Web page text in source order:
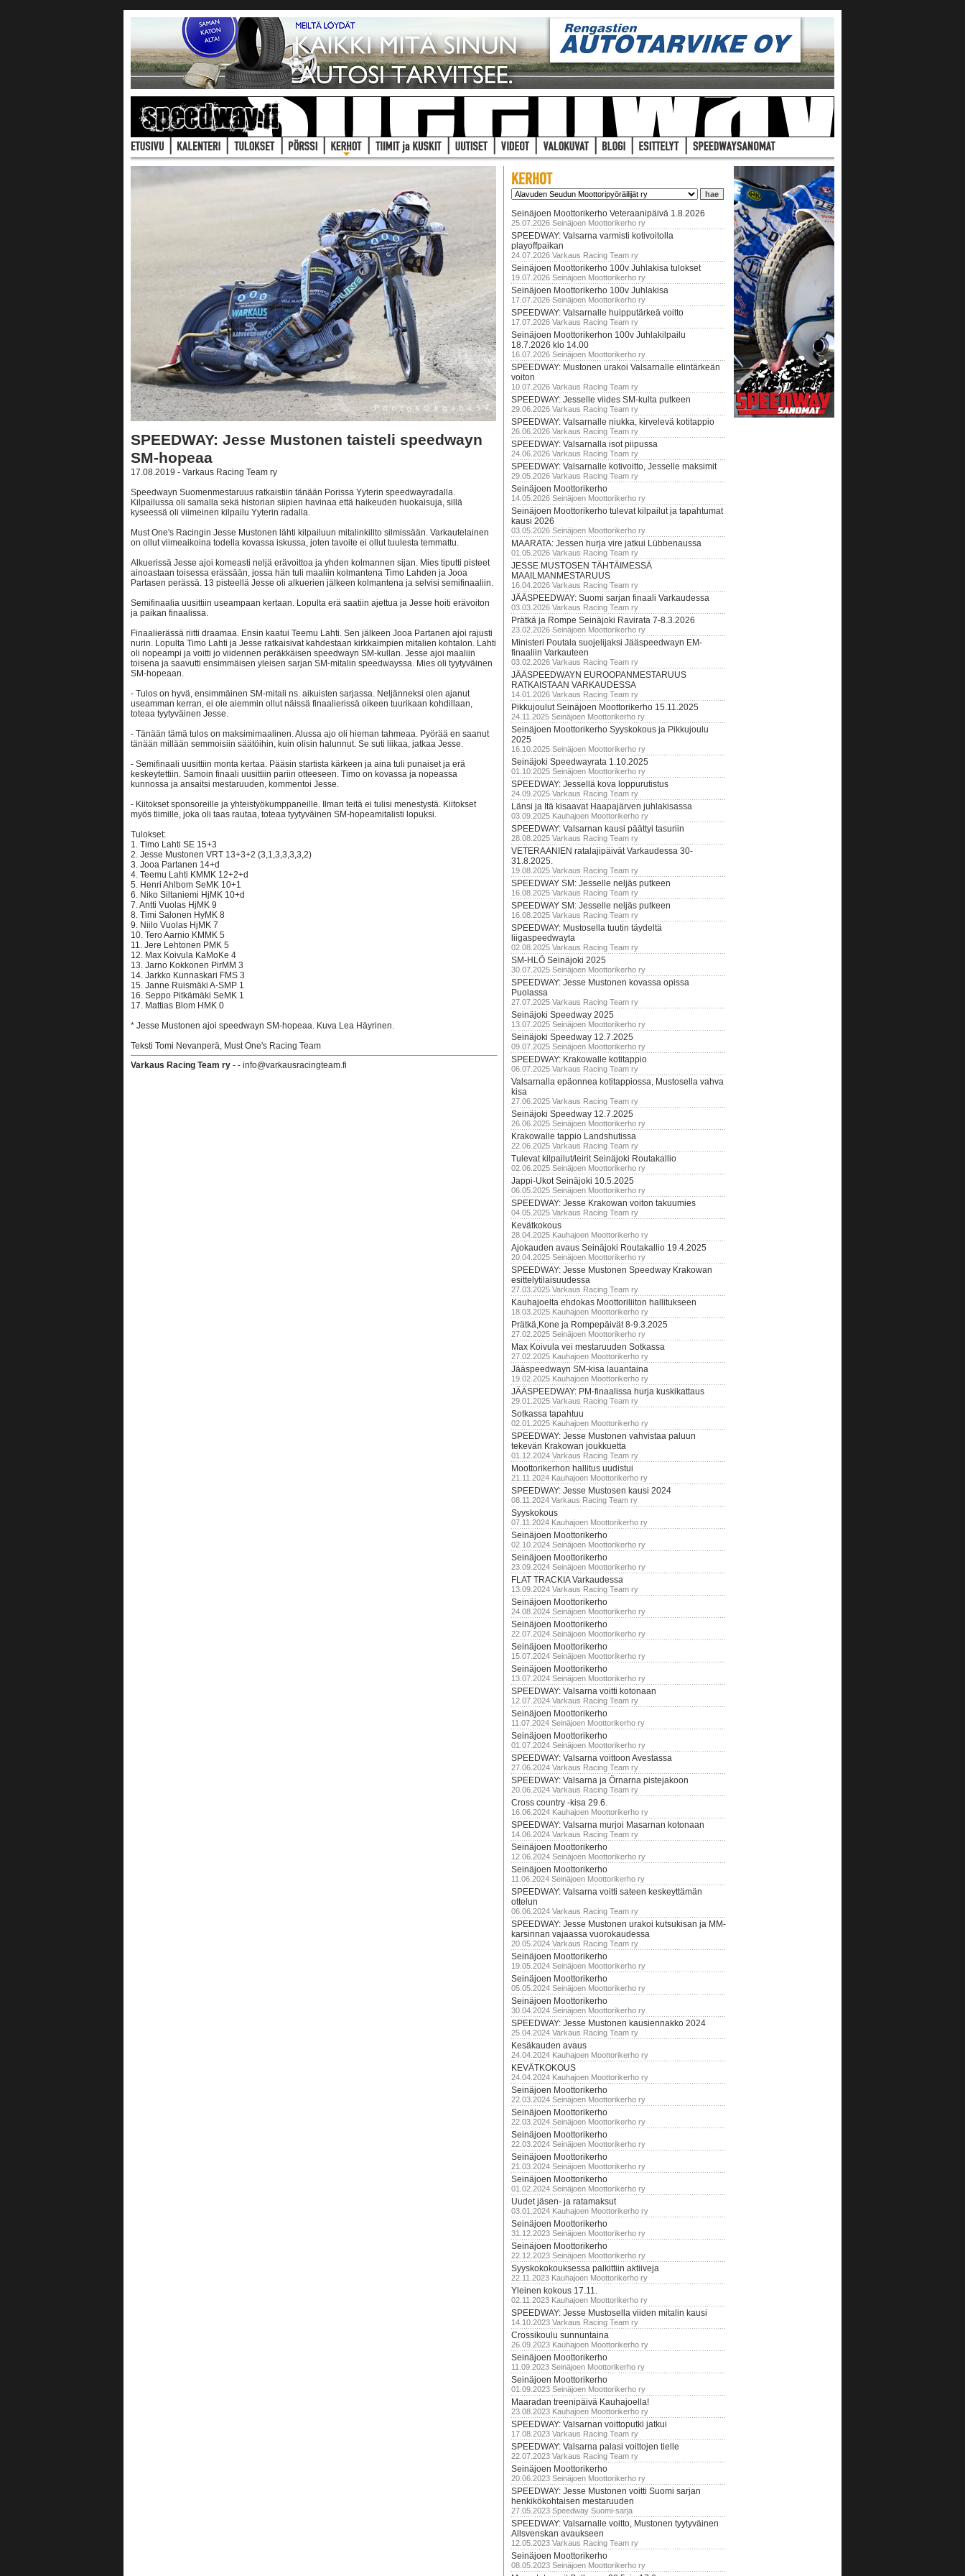
SPEEDWAY: Jesse Mustonen taisteli speedwayn
SM-hopeaa
17.08.2019 - Varkaus Racing Team ry
Speedwayn Suomenmestaruus ratkaistiin tänään Porissa Yyterin speedwayradalla.
Kilpailussa oli samalla sekä historian siipien havinaa että haikeuden huokaisuja, sillä
kyseessä oli viimeinen kilpailu Yyterin radalla.
Must One's Racingin Jesse Mustonen lähti kilpailuun mitalinkillto silmissään. Varkautelainen
on ollut viimeaikoina todella kovassa iskussa, joten tavoite ei ollut tuulesta temmattu.
Alkuerissä Jesse ajoi komeasti neljä erävoittoa ja yhden kolmannen sijan. Mies tiputti pisteet
ainoastaan toisessa erässään, jossa hän tuli maaliin kolmantena Timo Lahden ja Jooa
Partasen perässä. 13 pisteellä Jesse oli alkuerien jälkeen kolmantena ja selvisi semifinaaliin.
Semifinaalia uusittiin useampaan kertaan. Lopulta erä saatiin ajettua ja Jesse hoiti erävoiton
ja paikan finaalissa.
Finaalierässä riitti draamaa. Ensin kaatui Teemu Lahti. Sen jälkeen Jooa Partanen ajoi rajusti
nurin. Lopulta Timo Lahti ja Jesse ratkaisivat kahdestaan kirkkaimpien mitalien kohtalon. Lahti
oli nopeampi ja voitti jo viidennen peräkkäisen speedwayn SM-kullan. Jesse ajoi maaliin
toisena ja saavutti ensimmäisen yleisen sarjan SM-mitalin speedwayssa. Mies oli tyytyväinen
SM-hopeaan.
- Tulos on hyvä, ensimmäinen SM-mitali ns. aikuisten sarjassa. Neljänneksi olen ajanut
useamman kerran, ei ole aiemmin ollut näissä finaalierissä oikeen tuurikaan kohdillaan,
toteaa tyytyväinen Jesse.
- Tänään tämä tulos on maksimimaalinen. Alussa ajo oli hieman tahmeaa. Pyörää en saanut
tänään millään semmoisiin säätöihin, kuin olisin halunnut. Se suti liikaa, jatkaa Jesse.
- Semifinaali uusittiin monta kertaa. Pääsin startista kärkeen ja aina tuli punaiset ja erä
keskeytettiin. Samoin finaali uusittiin pariin otteeseen. Timo on kovassa ja nopeassa
kunnossa ja ansaitsi mestaruuden, kommentoi Jesse.
- Kiitokset sponsoreille ja yhteistyökumppaneille. Ilman teitä ei tulisi menestystä. Kiitokset
myös tiimille, joka oli taas rautaa, toteaa tyytyväinen SM-hopeamitalisti lopuksi.
Tulokset:
1. Timo Lahti SE 15+3
2. Jesse Mustonen VRT 13+3+2 (3,1,3,3,3,3,2)
3. Jooa Partanen 14+d
4. Teemu Lahti KMMK 12+2+d
5. Henri Ahlbom SeMK 10+1
6. Niko Siltaniemi HjMK 10+d
7. Antti Vuolas HjMK 9
8. Timi Salonen HyMK 8
9. Niilo Vuolas HjMK 7
10. Tero Aarnio KMMK 5
11. Jere Lehtonen PMK 5
12. Max Koivula KaMoKe 4
13. Jarno Kokkonen PirMM 3
14. Jarkko Kunnaskari FMS 3
15. Janne Ruismäki A-SMP 1
16. Seppo Pitkämäki SeMK 1
17. Mattias Blom HMK 0
* Jesse Mustonen ajoi speedwayn SM-hopeaa. Kuva Lea Häyrinen.
Teksti Tomi Nevanperä, Must One's Racing Team
Varkaus Racing Team ry - - info@varkausracingteam.fi
Seinäjoen Moottorikerho Veteraanipäivä 1.8.2026
25.07.2026 Seinäjoen Moottorikerho ry
SPEEDWAY: Valsarna varmisti kotivoitolla
playoffpaikan
24.07.2026 Varkaus Racing Team ry
Seinäjoen Moottorikerho 100v Juhlakisa tulokset
19.07.2026 Seinäjoen Moottorikerho ry
Seinäjoen Moottorikerho 100v Juhlakisa
17.07.2026 Seinäjoen Moottorikerho ry
SPEEDWAY: Valsarnalle huipputärkeä voitto
17.07.2026 Varkaus Racing Team ry
Seinäjoen Moottorikerhon 100v Juhlakilpailu
18.7.2026 klo 14.00
16.07.2026 Seinäjoen Moottorikerho ry
SPEEDWAY: Mustonen urakoi Valsarnalle elintärkeän
voiton
10.07.2026 Varkaus Racing Team ry
SPEEDWAY: Jesselle viides SM-kulta putkeen
29.06.2026 Varkaus Racing Team ry
SPEEDWAY: Valsarnalle niukka, kirvelevä kotitappio
26.06.2026 Varkaus Racing Team ry
SPEEDWAY: Valsarnalla isot piipussa
24.06.2026 Varkaus Racing Team ry
SPEEDWAY: Valsarnalle kotivoitto, Jesselle maksimit
29.05.2026 Varkaus Racing Team ry
Seinäjoen Moottorikerho
14.05.2026 Seinäjoen Moottorikerho ry
Seinäjoen Moottorikerho tulevat kilpailut ja tapahtumat
kausi 2026
03.05.2026 Seinäjoen Moottorikerho ry
MAARATA: Jessen hurja vire jatkui Lübbenaussa
01.05.2026 Varkaus Racing Team ry
JESSE MUSTOSEN TÄHTÄIMESSÄ
MAAILMANMESTARUUS
16.04.2026 Varkaus Racing Team ry
JÄÄSPEEDWAY: Suomi sarjan finaali Varkaudessa
03.03.2026 Varkaus Racing Team ry
Prätkä ja Rompe Seinäjoki Ravirata 7-8.3.2026
23.02.2026 Seinäjoen Moottorikerho ry
Ministeri Poutala suojelijaksi Jääspeedwayn EM-
finaaliin Varkauteen
03.02.2026 Varkaus Racing Team ry
JÄÄSPEEDWAYN EUROOPANMESTARUUS
RATKAISTAAN VARKAUDESSA
14.01.2026 Varkaus Racing Team ry
Pikkujoulut Seinäjoen Moottorikerho 15.11.2025
24.11.2025 Seinäjoen Moottorikerho ry
Seinäjoen Moottorikerho Syyskokous ja Pikkujoulu
2025
16.10.2025 Seinäjoen Moottorikerho ry
Seinäjoki Speedwayrata 1.10.2025
01.10.2025 Seinäjoen Moottorikerho ry
SPEEDWAY: Jessellä kova loppurutistus
24.09.2025 Varkaus Racing Team ry
Länsi ja Itä kisaavat Haapajärven juhlakisassa
03.09.2025 Kauhajoen Moottorikerho ry
SPEEDWAY: Valsarnan kausi päättyi tasuriin
28.08.2025 Varkaus Racing Team ry
VETERAANIEN ratalajipäivät Varkaudessa 30-
31.8.2025.
19.08.2025 Varkaus Racing Team ry
SPEEDWAY SM: Jesselle neljäs putkeen
16.08.2025 Varkaus Racing Team ry
SPEEDWAY SM: Jesselle neljäs putkeen
16.08.2025 Varkaus Racing Team ry
SPEEDWAY: Mustosella tuutin täydeltä
liigaspeedwayta
02.08.2025 Varkaus Racing Team ry
SM-HLÖ Seinäjoki 2025
30.07.2025 Seinäjoen Moottorikerho ry
SPEEDWAY: Jesse Mustonen kovassa opissa
Puolassa
27.07.2025 Varkaus Racing Team ry
Seinäjoki Speedway 2025
13.07.2025 Seinäjoen Moottorikerho ry
Seinäjoki Speedway 12.7.2025
09.07.2025 Seinäjoen Moottorikerho ry
SPEEDWAY: Krakowalle kotitappio
06.07.2025 Varkaus Racing Team ry
Valsarnalla epäonnea kotitappiossa, Mustosella vahva
kisa
27.06.2025 Varkaus Racing Team ry
Seinäjoki Speedway 12.7.2025
26.06.2025 Seinäjoen Moottorikerho ry
Krakowalle tappio Landshutissa
22.06.2025 Varkaus Racing Team ry
Tulevat kilpailut/leirit Seinäjoki Routakallio
02.06.2025 Seinäjoen Moottorikerho ry
Jappi-Ukot Seinäjoki 10.5.2025
06.05.2025 Seinäjoen Moottorikerho ry
SPEEDWAY: Jesse Krakowan voiton takuumies
04.05.2025 Varkaus Racing Team ry
Kevätkokous
28.04.2025 Kauhajoen Moottorikerho ry
Ajokauden avaus Seinäjoki Routakallio 19.4.2025
20.04.2025 Seinäjoen Moottorikerho ry
SPEEDWAY: Jesse Mustonen Speedway Krakowan
esittelytilaisuudessa
27.03.2025 Varkaus Racing Team ry
Kauhajoelta ehdokas Moottoriliiton hallitukseen
18.03.2025 Kauhajoen Moottorikerho ry
Prätkä,Kone ja Rompepäivät 8-9.3.2025
27.02.2025 Seinäjoen Moottorikerho ry
Max Koivula vei mestaruuden Sotkassa
27.02.2025 Kauhajoen Moottorikerho ry
Jääspeedwayn SM-kisa lauantaina
19.02.2025 Kauhajoen Moottorikerho ry
JÄÄSPEEDWAY: PM-finaalissa hurja kuskikattaus
29.01.2025 Varkaus Racing Team ry
Sotkassa tapahtuu
02.01.2025 Kauhajoen Moottorikerho ry
SPEEDWAY: Jesse Mustonen vahvistaa paluun
tekevän Krakowan joukkuetta
01.12.2024 Varkaus Racing Team ry
Moottorikerhon hallitus uudistui
21.11.2024 Kauhajoen Moottorikerho ry
SPEEDWAY: Jesse Mustosen kausi 2024
08.11.2024 Varkaus Racing Team ry
Syyskokous
07.11.2024 Kauhajoen Moottorikerho ry
Seinäjoen Moottorikerho
02.10.2024 Seinäjoen Moottorikerho ry
Seinäjoen Moottorikerho
23.09.2024 Seinäjoen Moottorikerho ry
FLAT TRACKIA Varkaudessa
13.09.2024 Varkaus Racing Team ry
Seinäjoen Moottorikerho
24.08.2024 Seinäjoen Moottorikerho ry
Seinäjoen Moottorikerho
22.07.2024 Seinäjoen Moottorikerho ry
Seinäjoen Moottorikerho
15.07.2024 Seinäjoen Moottorikerho ry
Seinäjoen Moottorikerho
13.07.2024 Seinäjoen Moottorikerho ry
SPEEDWAY: Valsarna voitti kotonaan
12.07.2024 Varkaus Racing Team ry
Seinäjoen Moottorikerho
11.07.2024 Seinäjoen Moottorikerho ry
Seinäjoen Moottorikerho
01.07.2024 Seinäjoen Moottorikerho ry
SPEEDWAY: Valsarna voittoon Avestassa
27.06.2024 Varkaus Racing Team ry
SPEEDWAY: Valsarna ja Örnarna pistejakoon
20.06.2024 Varkaus Racing Team ry
Cross country -kisa 29.6.
16.06.2024 Kauhajoen Moottorikerho ry
SPEEDWAY: Valsarna murjoi Masarnan kotonaan
14.06.2024 Varkaus Racing Team ry
Seinäjoen Moottorikerho
12.06.2024 Seinäjoen Moottorikerho ry
Seinäjoen Moottorikerho
11.06.2024 Seinäjoen Moottorikerho ry
SPEEDWAY: Valsarna voitti sateen keskeyttämän
ottelun
06.06.2024 Varkaus Racing Team ry
SPEEDWAY: Jesse Mustonen urakoi kutsukisan ja MM-
karsinnan vajaassa vuorokaudessa
20.05.2024 Varkaus Racing Team ry
Seinäjoen Moottorikerho
19.05.2024 Seinäjoen Moottorikerho ry
Seinäjoen Moottorikerho
05.05.2024 Seinäjoen Moottorikerho ry
Seinäjoen Moottorikerho
30.04.2024 Seinäjoen Moottorikerho ry
SPEEDWAY: Jesse Mustonen kausiennakko 2024
25.04.2024 Varkaus Racing Team ry
Kesäkauden avaus
24.04.2024 Kauhajoen Moottorikerho ry
KEVÄTKOKOUS
24.04.2024 Kauhajoen Moottorikerho ry
Seinäjoen Moottorikerho
22.03.2024 Seinäjoen Moottorikerho ry
Seinäjoen Moottorikerho
22.03.2024 Seinäjoen Moottorikerho ry
Seinäjoen Moottorikerho
22.03.2024 Seinäjoen Moottorikerho ry
Seinäjoen Moottorikerho
21.03.2024 Seinäjoen Moottorikerho ry
Seinäjoen Moottorikerho
01.02.2024 Seinäjoen Moottorikerho ry
Uudet jäsen- ja ratamaksut
03.01.2024 Kauhajoen Moottorikerho ry
Seinäjoen Moottorikerho
31.12.2023 Seinäjoen Moottorikerho ry
Seinäjoen Moottorikerho
22.12.2023 Seinäjoen Moottorikerho ry
Syyskokokouksessa palkittiin aktiiveja
22.11.2023 Kauhajoen Moottorikerho ry
Yleinen kokous 17.11.
02.11.2023 Kauhajoen Moottorikerho ry
SPEEDWAY: Jesse Mustosella viiden mitalin kausi
14.10.2023 Varkaus Racing Team ry
Crossikoulu sunnuntaina
26.09.2023 Kauhajoen Moottorikerho ry
Seinäjoen Moottorikerho
11.09.2023 Seinäjoen Moottorikerho ry
Seinäjoen Moottorikerho
01.09.2023 Seinäjoen Moottorikerho ry
Maaradan treenipäivä Kauhajoella!
23.08.2023 Kauhajoen Moottorikerho ry
SPEEDWAY: Valsarnan voittoputki jatkui
17.08.2023 Varkaus Racing Team ry
SPEEDWAY: Valsarna palasi voittojen tielle
22.07.2023 Varkaus Racing Team ry
Seinäjoen Moottorikerho
20.06.2023 Seinäjoen Moottorikerho ry
SPEEDWAY: Jesse Mustonen voitti Suomi sarjan
henkikökohtaisen mestaruuden
27.05.2023 Speedway Suomi-sarja
SPEEDWAY: Valsarnalle voitto, Mustonen tyytyväinen
Allsvenskan avaukseen
12.05.2023 Varkaus Racing Team ry
Seinäjoen Moottorikerho
08.05.2023 Seinäjoen Moottorikerho ry